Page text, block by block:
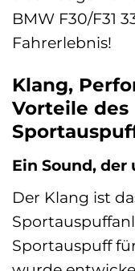
BMW F30/F31
Fahrerlebnis!
Klang,
Vorteile des
Ein Sound,
Der Klang ist
Sportauspuff